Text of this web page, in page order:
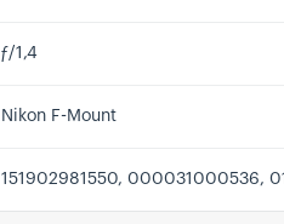
ƒ/1,4
Nikon F-Mount
151902981550, 000031000536,